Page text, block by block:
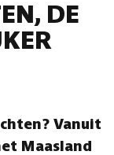
DE
Vanuit
Maasland